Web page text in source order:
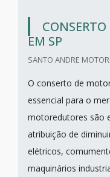
EM SP
SANTO ANDRE
O conserto de
essencial para o
motoredutores são
atribuição de
elétricos,
maquinários